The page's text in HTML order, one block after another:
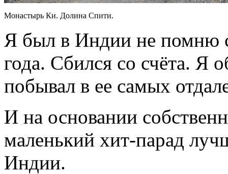
Монастырь Ки. Долина Спити.
Я был в Индии не помню
года. Сбился со счёта. Я
побывал в ее самых
И на основании
маленький хит-парад
Индии.